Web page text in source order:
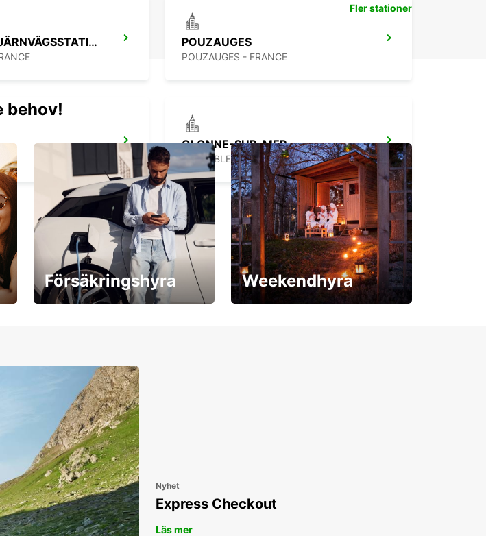
LA ROCHELLE JÄRNVÄGSSTATION POUZAUGES
POUZAUGES - FRANCE
OLONNE-SUR-MER
LES SABLES D OLONNE - FRANCE
Fler stationer
behov!
Försäkringshyra Weekendhyra
Nyhet
Express Checkout
Läs mer